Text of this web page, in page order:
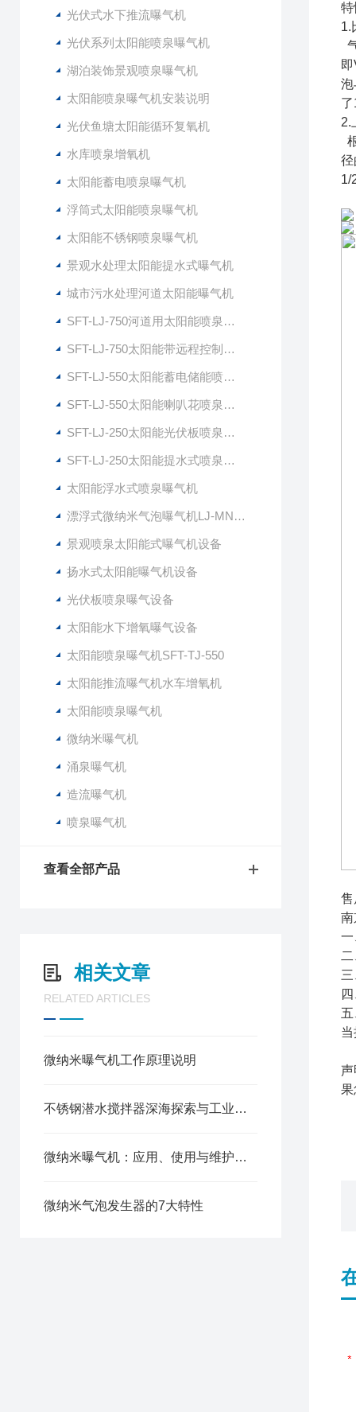
光伏式水下推流曝气机
光伏系列太阳能喷泉曝气机
湖泊装饰景观喷泉曝气机
太阳能喷泉曝气机安装说明
光伏鱼塘太阳能循环复氧机
水库喷泉增氧机
太阳能蓄电喷泉曝气机
浮筒式太阳能喷泉曝气机
太阳能不锈钢喷泉曝气机
景观水处理太阳能提水式曝气机
城市污水处理河道太阳能曝气机
SFT-LJ-750河道用太阳能喷泉式曝气机
SFT-LJ-750太阳能带远程控制喷泉曝气机
SFT-LJ-550太阳能蓄电储能喷泉曝气机
SFT-LJ-550太阳能喇叭花喷泉曝气机
SFT-LJ-250太阳能光伏板喷泉曝气机
SFT-LJ-250太阳能提水式喷泉曝气机
太阳能浮水式喷泉曝气机
漂浮式微纳米气泡曝气机LJ-MNG7500
景观喷泉太阳能式曝气机设备
扬水式太阳能曝气机设备
光伏板喷泉曝气设备
太阳能水下增氧曝气设备
太阳能喷泉曝气机SFT-TJ-550
太阳能推流曝气机水车增氧机
太阳能喷泉曝气机
微纳米曝气机
涌泉曝气机
造流曝气机
喷泉曝气机
查看全部产品
相关文章
RELATED ARTICLES
微纳米曝气机工作原理说明
不锈钢潜水搅拌器深海探索与工业应用的得力助手
微纳米曝气机：应用、使用与维护全指南
微纳米气泡发生器的7大特性
特
1.
泡
2.
径
1/
售
南
一
声
果